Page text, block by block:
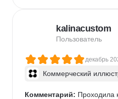
kalinacustom
Пользователь
декабрь
Коммерческий
Комментарий: Проходила